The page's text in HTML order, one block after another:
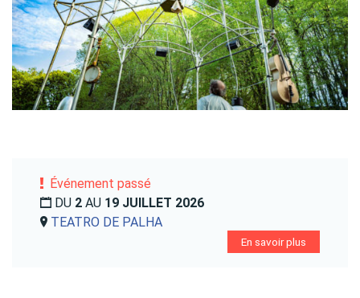
Événement passé
DU 2 AU 19 JUILLET 2026
TEATRO DE PALHA
En savoir plus